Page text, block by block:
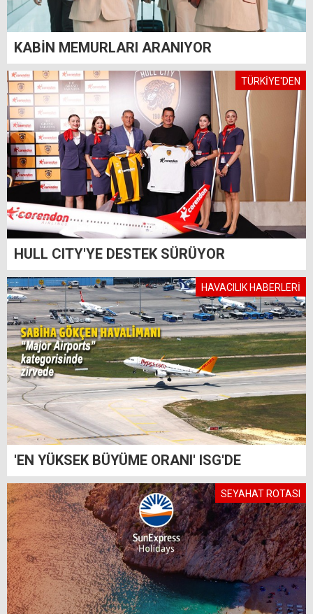
KABİN MEMURLARI ARANIYOR
TÜRKİYE'DEN
HULL CITY'YE DESTEK SÜRÜYOR
HAVACILIK HABERLERİ
'EN YÜKSEK BÜYÜME ORANI' ISG'DE
SEYAHAT ROTASI